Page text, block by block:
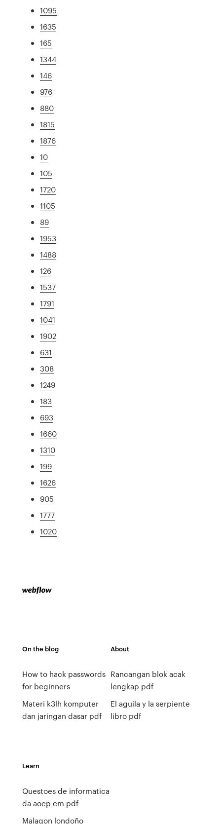
1095
1635
165
1344
146
976
880
1815
1876
10
105
1720
1105
89
1953
1488
126
1537
1791
1041
1902
631
308
1249
183
693
1660
1310
199
1626
905
1777
1020
On the blog
How to hack passwords
for beginners
Materi k3lh komputer
dan jaringan dasar pdf
About
Rancangan blok acak
lengkap pdf
El aguila y la serpiente
libro pdf
Learn
Questoes de informatica
da aocp em pdf
Malagon londoño